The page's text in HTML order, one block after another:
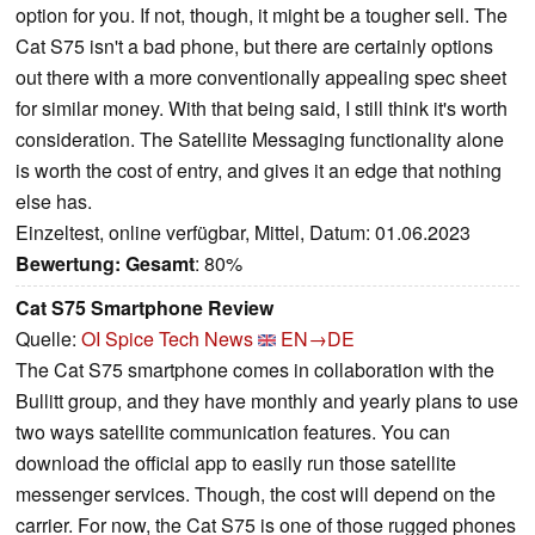
option for you. If not, though, it might be a tougher sell. The
Cat S75 isn't a bad phone, but there are certainly options
out there with a more conventionally appealing spec sheet
for similar money. With that being said, I still think it's worth
consideration. The Satellite Messaging functionality alone
is worth the cost of entry, and gives it an edge that nothing
else has.
Einzeltest, online verfügbar, Mittel, Datum: 01.06.2023
Bewertung: Gesamt: 80%
Cat S75 Smartphone Review
Quelle: OI Spice Tech News
EN→DE
The Cat S75 smartphone comes in collaboration with the
Bullitt group, and they have monthly and yearly plans to use
two ways satellite communication features. You can
download the official app to easily run those satellite
messenger services. Though, the cost will depend on the
carrier. For now, the Cat S75 is one of those rugged phones